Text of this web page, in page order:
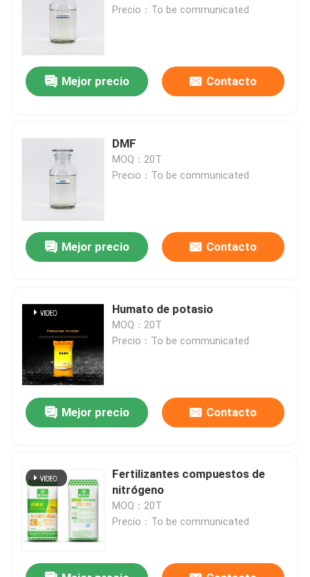
Hogar
Productos
Vídeos
Precio：To be communicated
Mejor precio Contacto
DMF
MOQ：20T
Precio：To be communicated
Mejor precio Contacto
Humato de potasio
MOQ：20T
Precio：To be communicated
Mejor precio Contacto
Fertilizantes compuestos de
nitrógeno
MOQ：20T
Precio：To be communicated